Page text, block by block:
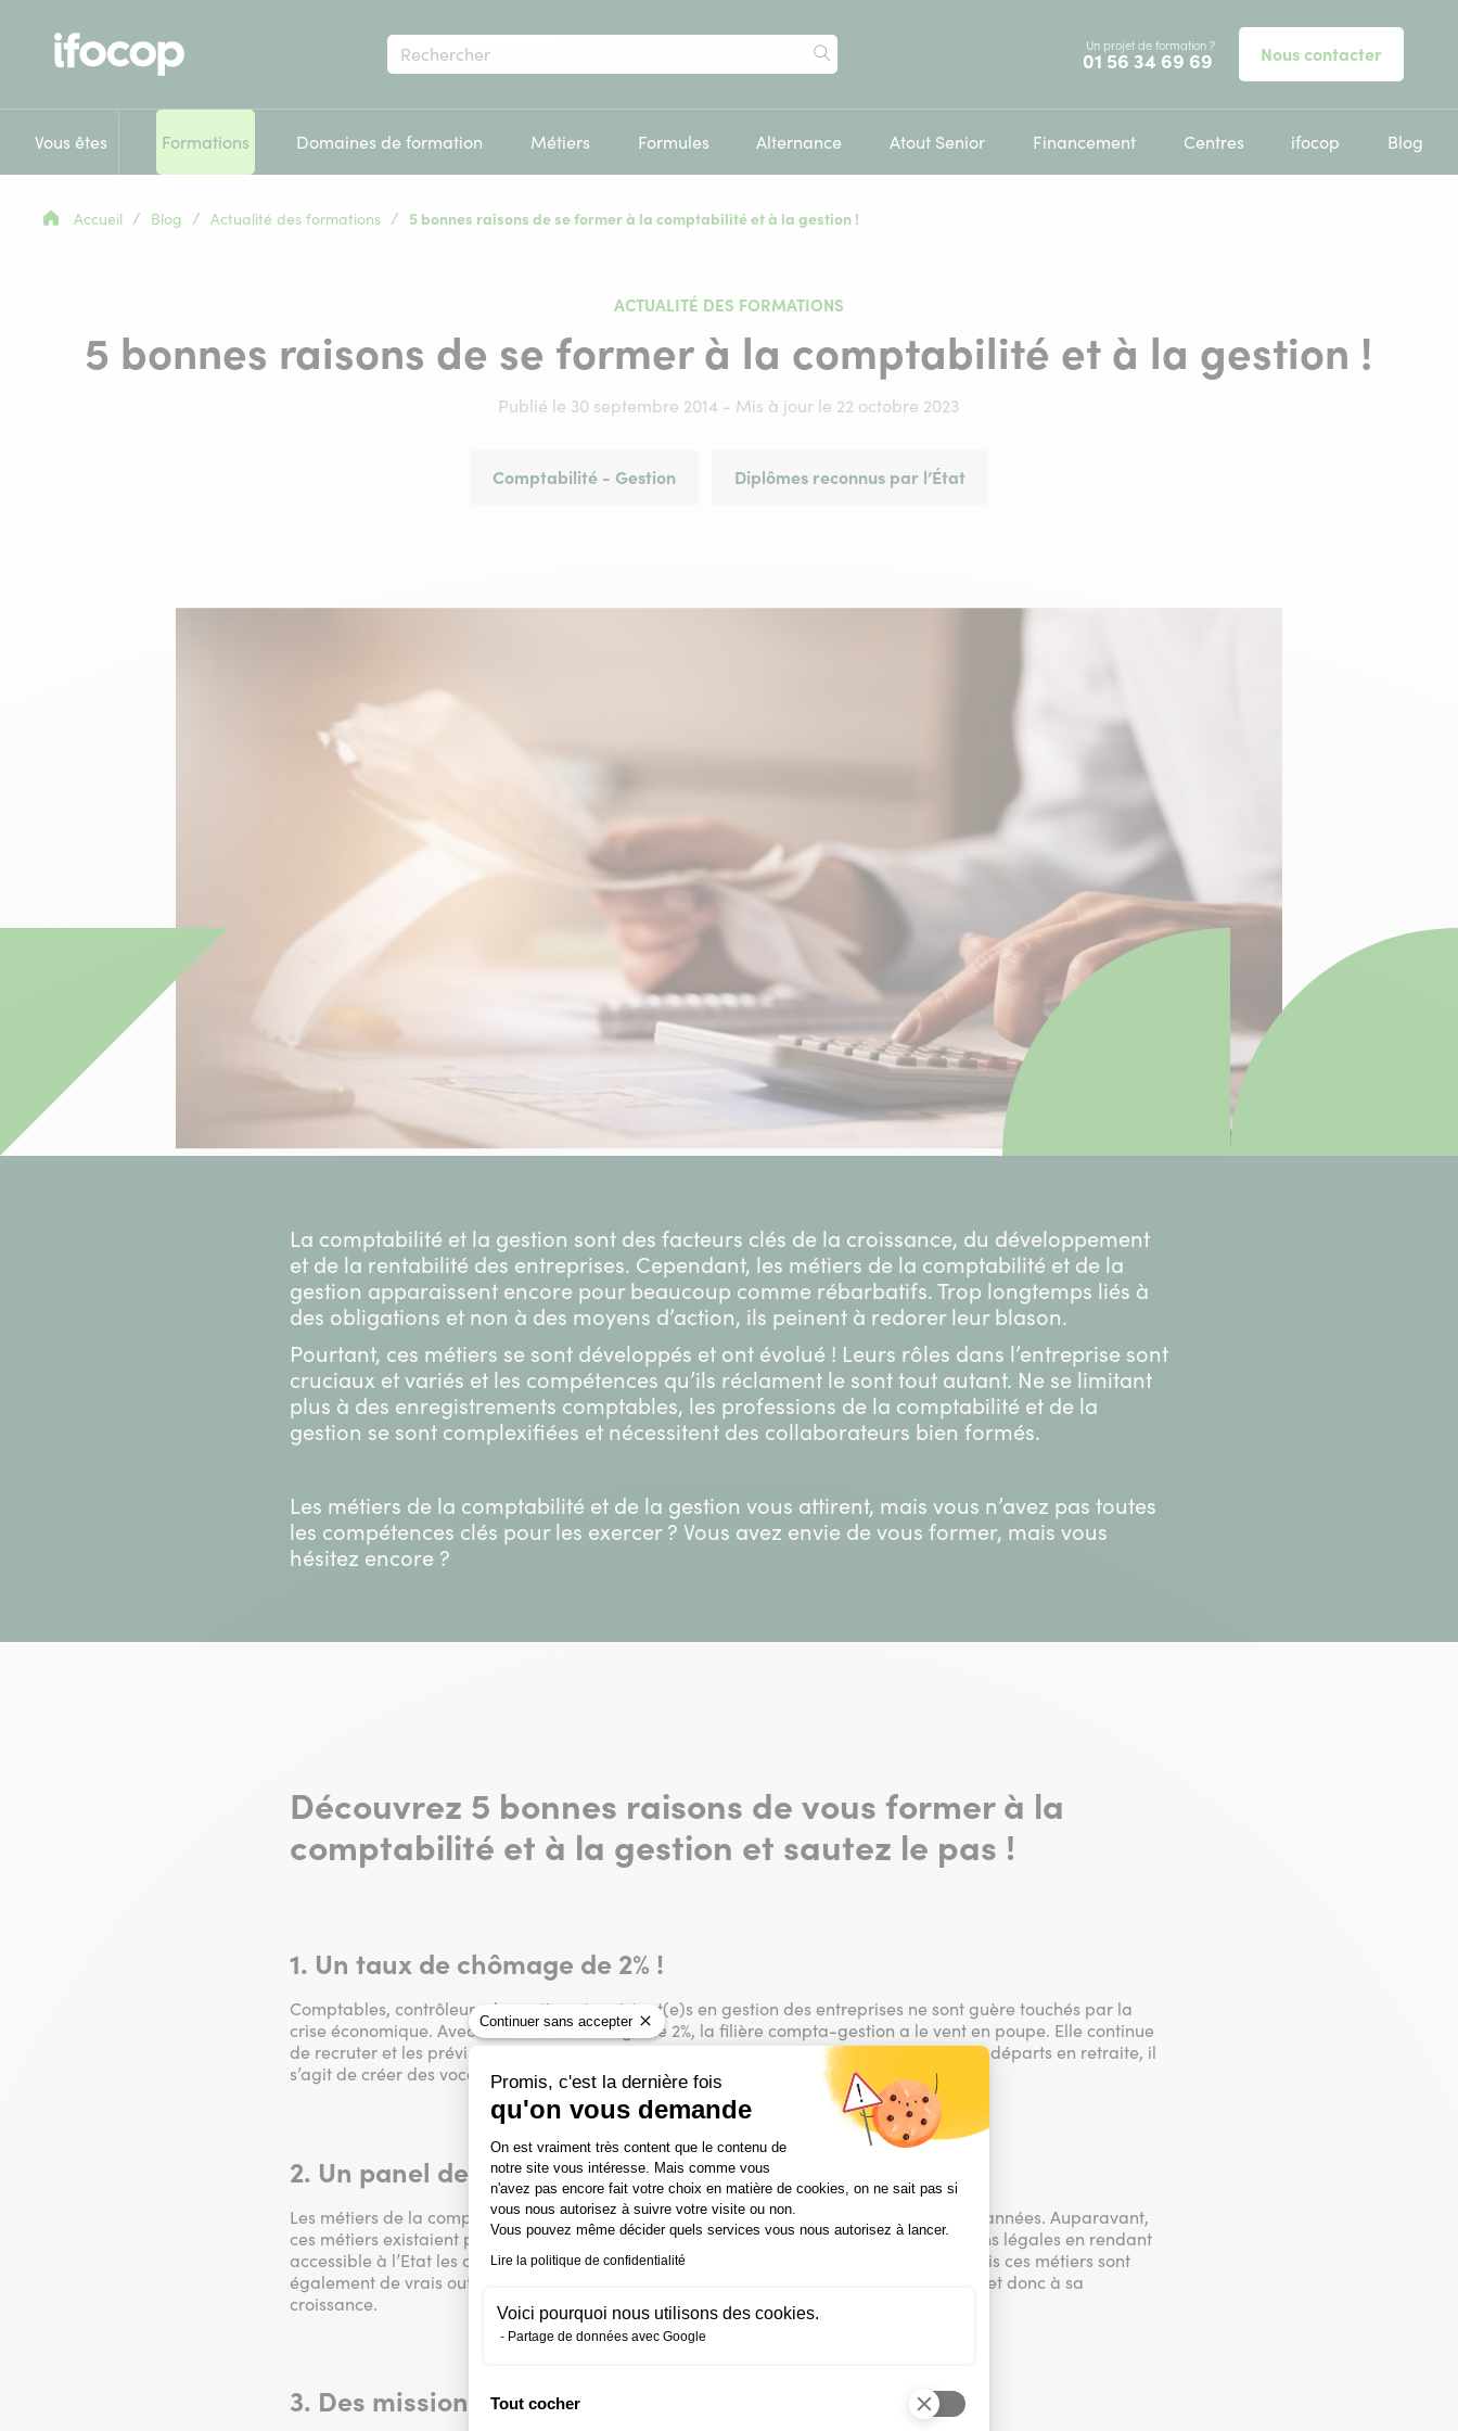
Continuer sans accepter
Promis, c'est la dernière fois
qu'on vous demande
Plateforme de Gestion du Consentement : Personnalisez vos Options
On est vraiment très content que le contenu de
notre site vous intéresse. Mais comme vous
n'avez pas encore fait votre choix en matière de cookies, on ne sait pas si
vous nous autorisez à suivre votre visite ou non.
Vous pouvez même décider quels services vous nous autorisez à lancer.
Lire la politique de confidentialité
Voici pourquoi nous utilisons des cookies.
Partage de données avec Google
Tout cocher
Votre
recherche
Rechercher
Un projet de formation ?
Appelez-nous au
01 56 34 69 69 Nous contacter
Vous êtes Formations Domaines de formation Métiers Formules Alternance Atout Senior Financement Centres ifocop Blog
Accueil / Blog / Actualité des formations / 5 bonnes raisons de se former à la comptabilité et à la gestion !
ACTUALITÉ DES FORMATIONS
5 bonnes raisons de se former à la comptabilité et à la gestion !
Publié le 30 septembre 2014 - Mis à jour le 22 octobre 2023
Comptabilité - Gestion Diplômes reconnus par l’État
La comptabilité et la gestion sont des facteurs clés de la croissance, du développement
et de la rentabilité des entreprises. Cependant, les métiers de la comptabilité et de la
gestion apparaissent encore pour beaucoup comme rébarbatifs. Trop longtemps liés à
des obligations et non à des moyens d’action, ils peinent à redorer leur blason.
Pourtant, ces métiers se sont développés et ont évolué ! Leurs rôles dans l’entreprise sont
cruciaux et variés et les compétences qu’ils réclament le sont tout autant. Ne se limitant
plus à des enregistrements comptables, les professions de la comptabilité et de la
gestion se sont complexifiées et nécessitent des collaborateurs bien formés.
Les métiers de la comptabilité et de la gestion vous attirent, mais vous n’avez pas toutes
les compétences clés pour les exercer ? Vous avez envie de vous former, mais vous
hésitez encore ?
Découvrez 5 bonnes raisons de vous former à la
comptabilité et à la gestion et sautez le pas !
1. Un taux de chômage de 2% !
Comptables, contrôleurs de gestion et assistant(e)s en gestion des entreprises ne sont guère touchés par la
crise économique. Avec un taux de chômage de 2%, la filière compta-gestion a le vent en poupe. Elle continue
de recruter et les prévisions sont favorables pour les années à venir : face aux nombreux départs en retraite, il
s’agit de créer des vocations !
2. Un panel de métiers étendu !
Les métiers de la comptabilité et de la gestion se sont démultipliés durant ces dernières années. Auparavant,
ces métiers existaient pour une question de légalité : il fallait se conformer aux obligations légales en rendant
accessible à l’Etat les chiffres de l’entreprise. Aujourd’hui, l’obligation légale persiste, mais ces métiers sont
également de vrais outils indispensables à la lisibilité, au fonctionnement de l’entreprise et donc à sa
croissance.
3. Des missions au contenu diversifié…